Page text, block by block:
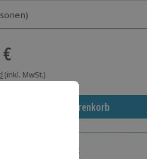
(inkl. MwSt.)
In den Warenkorb
richtige Geschenk: